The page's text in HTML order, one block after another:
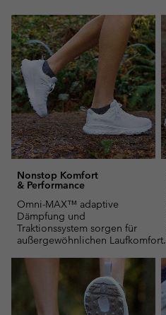
Nonstop Komfort
& Performance
Omni-MAX™ adaptive
Dämpfung und
Traktionssystem sorgen für
außergewöhnlichen Laufkomfort.